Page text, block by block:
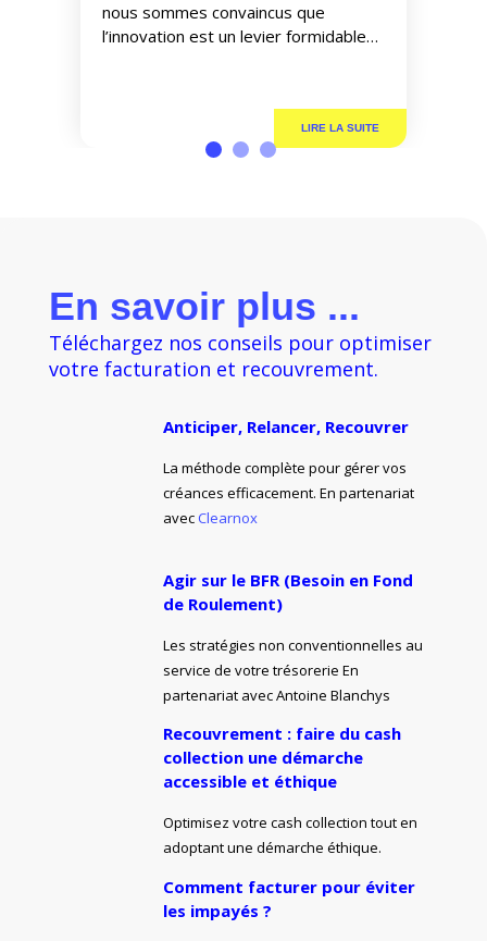
nous sommes convaincus que
l’innovation est un levier formidable
de rester à la pointe pour optimiser
nos flux se concrétise cette semaine.
Frank Hennion, notre Directeur […]
En savoir plus ...
Téléchargez nos conseils pour optimiser
votre facturation et recouvrement.
Anticiper, Relancer, Recouvrer
La méthode complète pour gérer vos
créances efficacement. En partenariat
avecClearnox
Agir sur le BFR (Besoin en Fond
de Roulement)
Les stratégies non conventionnelles au
service de votre trésorerie En
partenariat avec Antoine Blanchys
Recouvrement : faire du cash
collection une démarche
accessible et éthique
Optimisez votre cash collection tout en
adoptant une démarche éthique.
Comment facturer pour éviter
les impayés ?